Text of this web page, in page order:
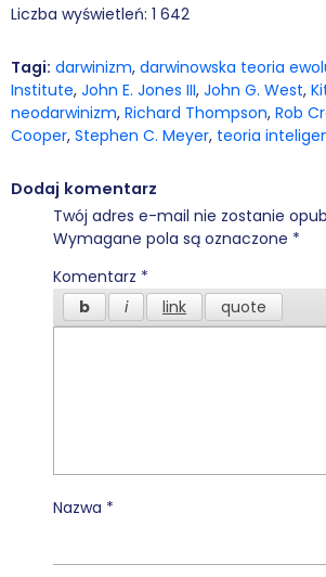
Liczba wyświetleń: 1 642
Tagi: darwinizm, darwinowska teoria
Institute, John E. Jones III, John G. West,
neodarwinizm, Richard Thompson, Rob
Cooper, Stephen C. Meyer, teoria
Dodaj komentarz
Twój adres e-mail nie zostanie
Wymagane pola są oznaczone *
Komentarz *
Nazwa *